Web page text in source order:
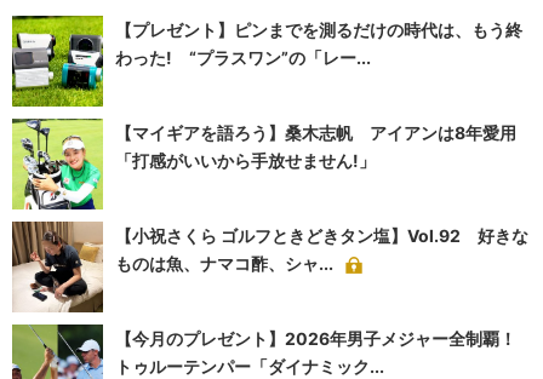
【プレゼント】ピンまでを測るだけの時代は、もう終
わった! “プラスワン”の「レー...
【マイギアを語ろう】桑木志帆 アイアンは8年愛用
「打感がいいから手放せません!」
【小祝さくら ゴルフときどきタン塩】Vol.92 好きな
ものは魚、ナマコ酢、シャ...
【今月のプレゼント】2026年男子メジャー全制覇！
トゥルーテンパー「ダイナミック...